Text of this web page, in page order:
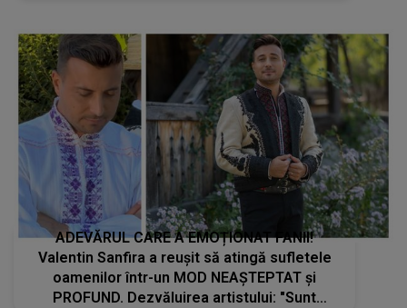
ADEVĂRUL CARE A EMOȚIONAT FANII!
Valentin Sanfira a reușit să atingă sufletele
oamenilor într-un MOD NEAȘTEPTAT și
PROFUND. Dezvăluirea artistului: "Sunt